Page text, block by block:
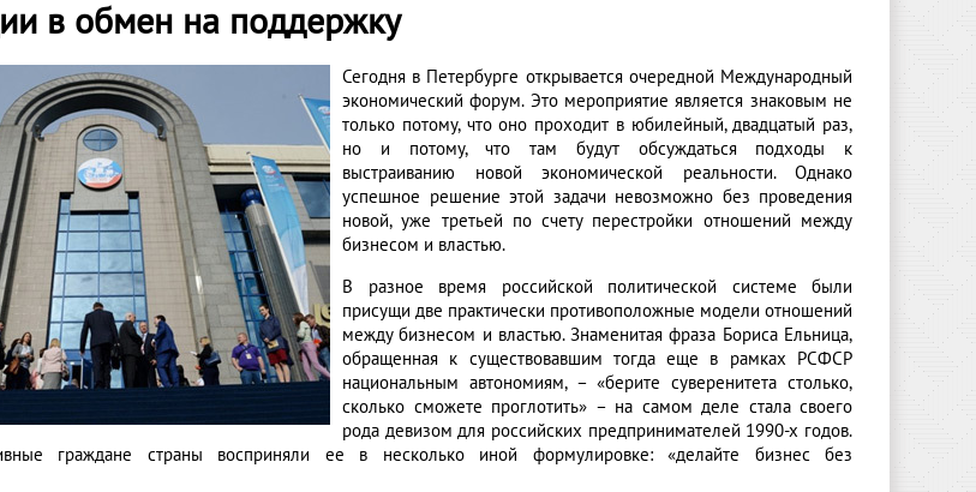
в обмен на поддержку
Сегодня в Петербурге открывается очередной Международный
экономический форум. Это мероприятие является знаковым не
только потому, что оно проходит в юбилейный, двадцатый раз,
но и потому, что там будут обсуждаться подходы к
выстраиванию новой экономической реальности. Однако
успешное решение этой задачи невозможно без проведения
новой, уже третьей по счету перестройки отношений между
бизнесом и властью.
В разное время российской политической системе были
присущи две практически противоположные модели отношений
между бизнесом и властью. Знаменитая фраза Бориса Ельница,
обращенная к существовавшим тогда еще в рамках РСФСР
национальным автономиям, – «берите суверенитета столько,
сколько сможете проглотить» – на самом деле стала своего
рода девизом для российских предпринимателей 1990-х годов.
граждане страны восприняли ее в несколько иной формулировке: «делайте бизнес без